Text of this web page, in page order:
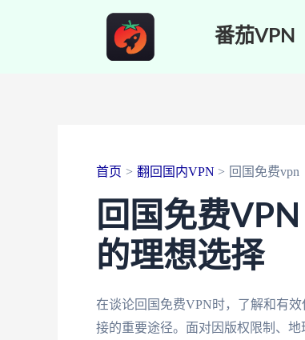
番茄VPN
首页 翻回国内VPN 回国免费vpn
回国免费
的理想选择
在谈论回国免费VPN时，了解和有
接的重要途径。面对因版权限制、